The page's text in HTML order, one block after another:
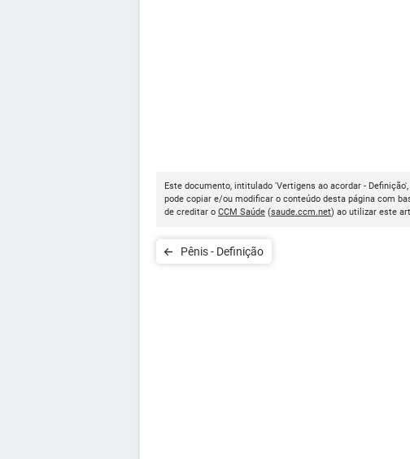
Este documento, intitulado 'Vertigens ao acordar -
pode copiar e/ou modificar o conteúdo desta página com
de creditar o CCM Saúde (saude.ccm.net) ao utilizar este
Pênis - Definição